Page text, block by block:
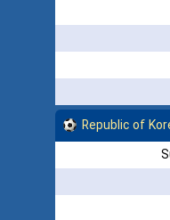
Republic of